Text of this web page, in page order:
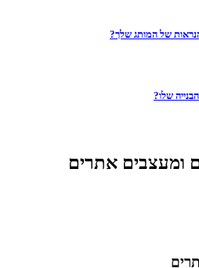
של המותג שלך?
שלו?
ומעצבים אתרים